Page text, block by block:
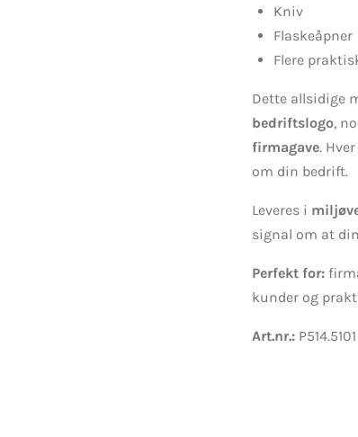
Kniv
Flaskeåpner
Flere
Dette allsidige
bedriftslogo,
firmagave.
om din bedrift.
Leveres i
signal om at
Perfekt for:
kunder og
Art.nr.: P514.5101